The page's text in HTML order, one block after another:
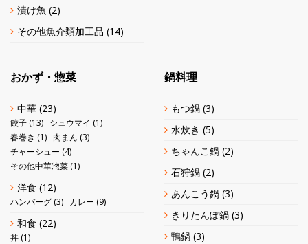
漬け魚 (2)
その他魚介類加工品 (14)
おかず・惣菜
中華 (23)
餃子 (13) シュウマイ (1)
春巻き (1) 肉まん (3)
チャーシュー (4)
その他中華惣菜 (1)
洋食 (12)
ハンバーグ (3) カレー (9)
和食 (22)
丼 (1)
鍋料理
もつ鍋 (3)
水炊き (5)
ちゃんこ鍋 (2)
石狩鍋 (2)
あんこう鍋 (3)
きりたんぽ鍋 (3)
鴨鍋 (3)